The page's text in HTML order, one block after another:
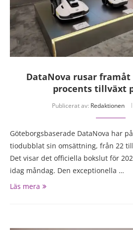
DataNova rusar framåt
procents tillväxt
Publicerat av: Redaktionen
Göteborgsbaserade DataNova har
tiodubblat sin omsättning, från 22
Det visar det officiella bokslut för
idag måndag. Den exceptionella …
Läs mera